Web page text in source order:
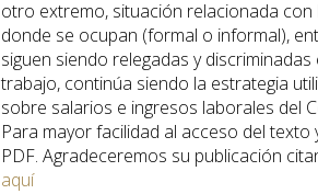
otro extremo, situación relacionada
donde se ocupan (formal o informal),
siguen siendo relegadas y
trabajo, continúa siendo la estrategia
sobre salarios e ingresos laborales del
Para mayor facilidad al acceso del
PDF. Agradeceremos su publicación
aquí